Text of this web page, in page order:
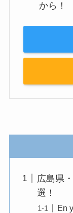
から！
広島県
選！
En